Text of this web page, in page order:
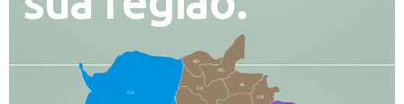
CO
CX
AL
CR
PG
SO